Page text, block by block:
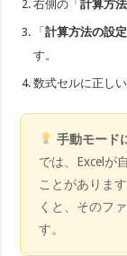
右側の「計算方
「計算方法の設定
す。
数式セルに正し
手動モード
では、Excelが
ことがありま
くと、そのフ
す。